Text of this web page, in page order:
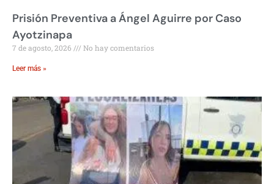
Prisión Preventiva a Ángel Aguirre por Caso
Ayotzinapa
7 de agosto, 2026 No hay comentarios
Leer más »